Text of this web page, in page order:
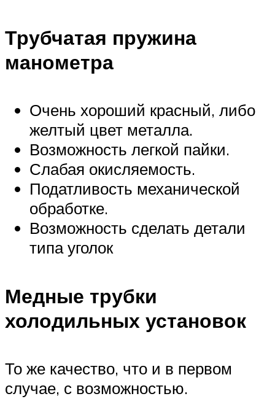
Трубчатая пружина
манометра
Очень хороший красный, либо
желтый цвет металла.
Возможность легкой пайки.
Слабая окисляемость.
Податливость механической
обработке.
Возможность сделать детали
типа уголок
Медные трубки
холодильных установок
То же качество, что и в первом
случае, с возможностью.